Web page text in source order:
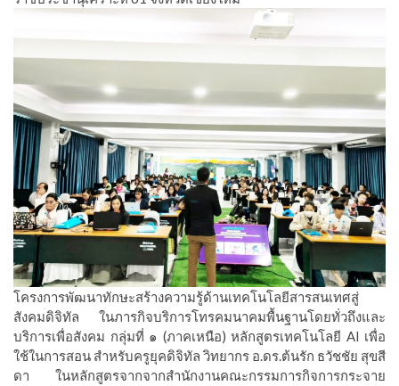
โครงการพัฒนาทักษะสร้างความรู้ด้านเทคโนโลยีสารสนเทศสู่
สังคมดิจิทัล ในภารกิจบริการโทรคมนาคมพื้นฐานโดยทั่วถึงและ
บริการเพื่อสังคม กลุ่มที่ ๑ (ภาคเหนือ) หลักสูตรเทคโนโลยี AI เพื่อ
ใช้ในการสอน สำหรับครูยุคดิจิทัล วิทยากร อ.ดร.ต้นรัก ธวัชชัย สุขสี
ดา ในหลักสูตรจากจากสำนักงานคณะกรรมการกิจการกระจาย